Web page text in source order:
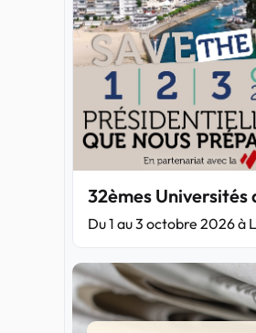
32èmes Universités
Du 1 au 3 octobre 2026 à